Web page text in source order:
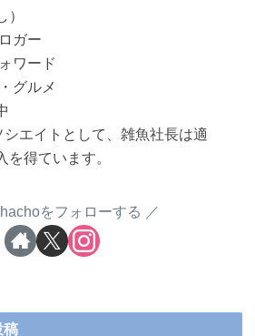
）
ガー
ワード
グルメ
エイトとして、雑魚社長は適
を得ています。
をフォローする
稿